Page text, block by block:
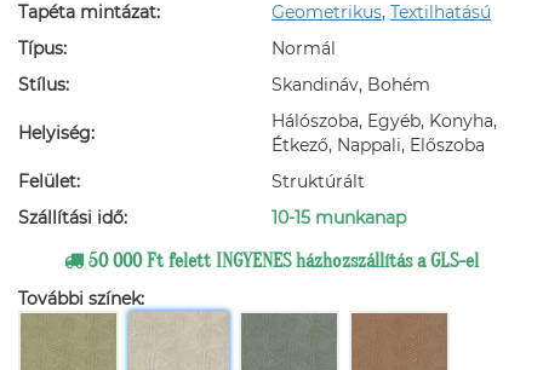
Tapéta mintázat:
Geometrikus, Textilhatású
Típus:
Normál
Stílus:
Skandináv, Bohém
Helyiség:
Hálószoba, Egyéb, Konyha,
Étkező, Nappali, Előszoba
Felület:
Struktúrált
Szállítási idő:
10-15 munkanap
50 000 Ft felett INGYENES házhozszállítás a GLS-el
További színek: